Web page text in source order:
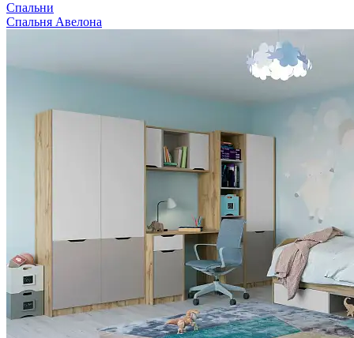
Спальни
Спальня Авелона